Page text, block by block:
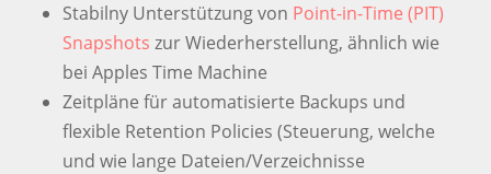
Stabilny Unterstützung von Point-in-Time (PIT)
Snapshots zur Wiederherstellung, ähnlich wie
bei Apples Time Machine
Zeitpläne für automatisierte Backups und
flexible Retention Policies (Steuerung, welche
und wie lange Dateien/Verzeichnisse